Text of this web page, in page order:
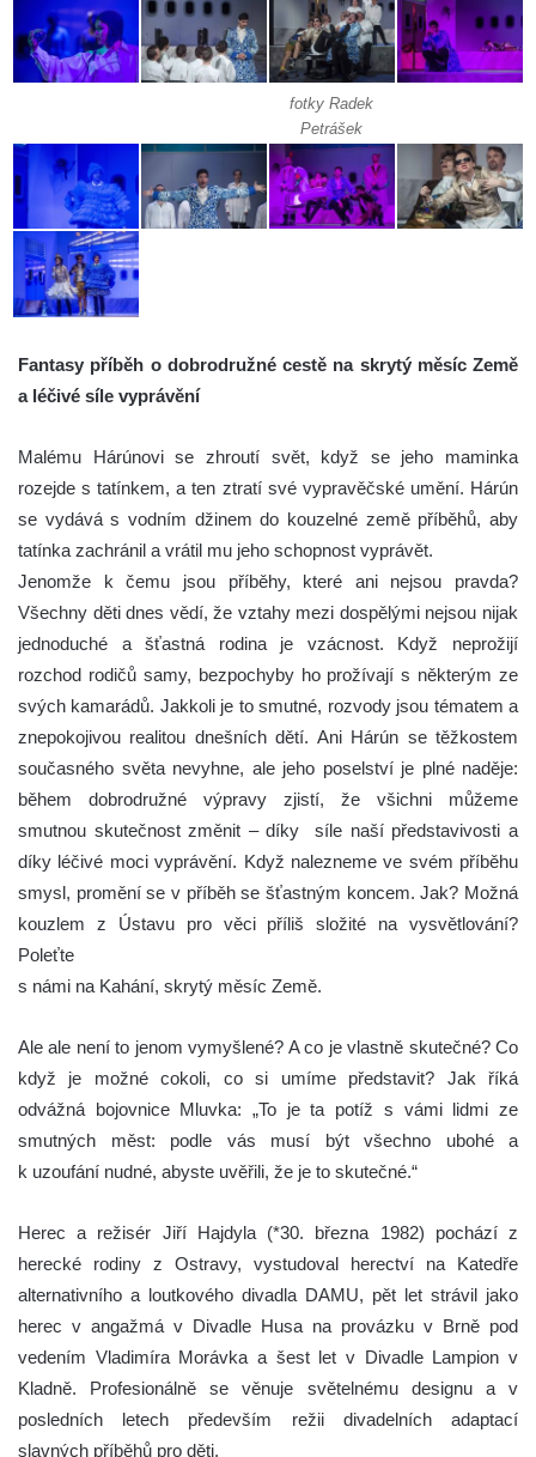
fotky Radek
Petrášek
Fantasy příběh o dobrodružné cestě na skrytý měsíc Země
a léčivé síle vyprávění
Malému Hárúnovi se zhroutí svět, když se jeho maminka
rozejde s tatínkem, a ten ztratí své vypravěčské umění. Hárún
se vydává s vodním džinem do kouzelné země příběhů, aby
tatínka zachránil a vrátil mu jeho schopnost vyprávět.
Jenomže k čemu jsou příběhy, které ani nejsou pravda?
Všechny děti dnes vědí, že vztahy mezi dospělými nejsou nijak
jednoduché a šťastná rodina je vzácnost. Když neprožijí
rozchod rodičů samy, bezpochyby ho prožívají s některým ze
svých kamarádů. Jakkoli je to smutné, rozvody jsou tématem a
znepokojivou realitou dnešních dětí. Ani Hárún se těžkostem
současného světa nevyhne, ale jeho poselství je plné naděje:
během dobrodružné výpravy zjistí, že všichni můžeme
smutnou skutečnost změnit – díky síle naší představivosti a
díky léčivé moci vyprávění. Když nalezneme ve svém příběhu
smysl, promění se v příběh se šťastným koncem. Jak? Možná
kouzlem z Ústavu pro věci příliš složité na vysvětlování?
Poleťte
s námi na Kahání, skrytý měsíc Země.
Ale ale není to jenom vymyšlené? A co je vlastně skutečné? Co
když je možné cokoli, co si umíme představit? Jak říká
odvážná bojovnice Mluvka: „To je ta potíž s vámi lidmi ze
smutných měst: podle vás musí být všechno ubohé a
k uzoufání nudné, abyste uvěřili, že je to skutečné.“
Herec a režisér Jiří Hajdyla (*30. března 1982) pochází z
herecké rodiny z Ostravy, vystudoval herectví na Katedře
alternativního a loutkového divadla DAMU, pět let strávil jako
herec v angažmá v Divadle Husa na provázku v Brně pod
vedením Vladimíra Morávka a šest let v Divadle Lampion v
Kladně. Profesionálně se věnuje světelnému designu a v
posledních letech především režii divadelních adaptací
slavných příběhů pro děti.